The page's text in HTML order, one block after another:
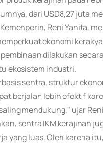
dari USD8,27 juta
Reni Yanita,
ekonomi
dilakukan
ekosistem industri.
sentra, struktur
berjalan lebih efektif
mendukung," ujar
sentra IKM kerajinan
yang luas. Oleh karena